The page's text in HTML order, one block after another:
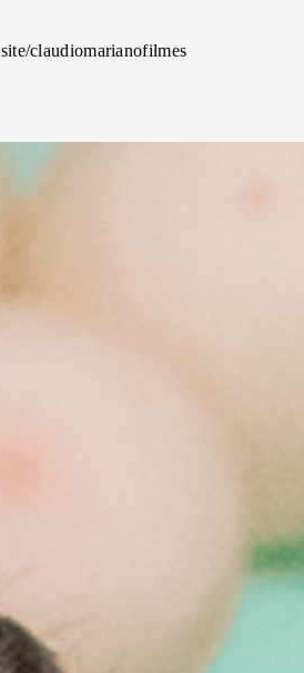
site/claudiomarianofilmes